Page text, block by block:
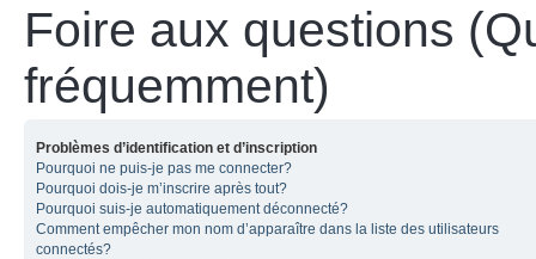
Foire aux questions
fréquemment)
Problèmes d’identification et d’inscription
Pourquoi ne puis-je pas me connecter?
Pourquoi dois-je m’inscrire après tout?
Pourquoi suis-je automatiquement déconnecté?
Comment empêcher mon nom d’apparaître dans la liste des utilisateurs
connectés?